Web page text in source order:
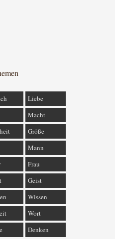
Liebe
Macht
Größe
Mann
Frau
Geist
Wissen
Wort
Denken